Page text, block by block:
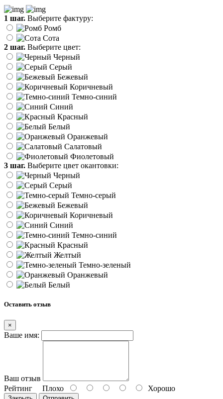
1 шаг. Выберите фактуру:
Ромб
Сота
2 шаг. Выберите цвет:
Черный
Серый
Бежевый
Коричневый
Темно-синий
Синий
Красный
Белый
Оранжевый
Салатовый
Фиолетовый
3 шаг. Выберите цвет окантовки:
Черный
Серый
Темно-серый
Бежевый
Коричневый
Синий
Темно-синий
Красный
Желтый
Темно-зеленый
Оранжевый
Белый
Оставить отзыв
×
Ваше имя:
Ваш отзыв
Рейтинг Плохо Хорошо